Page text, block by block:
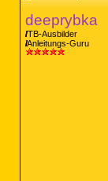
deeprybka
TB-Ausbilder
Anleitungs-Guru